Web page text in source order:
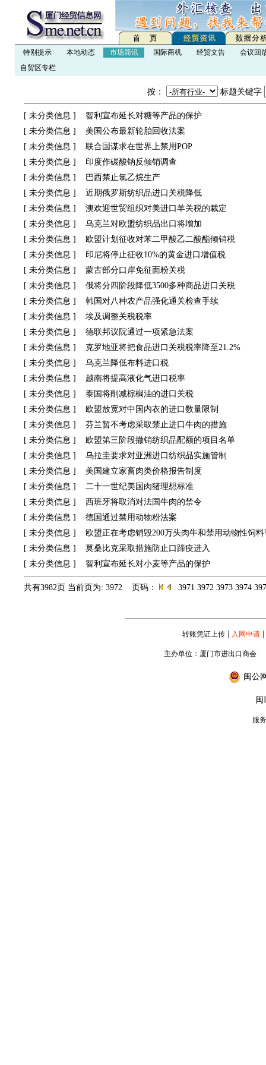
特别提示 本地动态 市场简讯 国际商机 经贸文告
会议回
自贸区专栏
按： 标题关键字
[ 未分类信息 ]
智利宣布延长对糖等产品的保护
[ 未分类信息 ]
美国公布最新轮胎回收法案
[ 未分类信息 ]
联合国谋求在世界上禁用POP
[ 未分类信息 ]
印度作碳酸钠反倾销调查
[ 未分类信息 ]
巴西禁止氯乙烷生产
[ 未分类信息 ]
近期俄罗斯纺织品进口关税降低
[ 未分类信息 ]
澳欢迎世贸组织对美进口羊关税的裁定
[ 未分类信息 ]
乌克兰对欧盟纺织品出口将增加
[ 未分类信息 ]
欧盟计划征收对苯二甲酸乙二酸酯倾销税
[ 未分类信息 ]
印尼将停止征收10%的黄金进口增值税
[ 未分类信息 ]
蒙古部分口岸免征面粉关税
[ 未分类信息 ]
俄将分四阶段降低3500多种商品进口关税
[ 未分类信息 ]
韩国对八种农产品强化通关检查手续
[ 未分类信息 ]
埃及调整关税税率
[ 未分类信息 ]
德联邦议院通过一项紧急法案
[ 未分类信息 ]
克罗地亚将把食品进口关税税率降至21.2%
[ 未分类信息 ]
乌克兰降低布料进口税
[ 未分类信息 ]
越南将提高液化气进口税率
[ 未分类信息 ]
泰国将削减棕榈油的进口关税
[ 未分类信息 ]
欧盟放宽对中国内衣的进口数量限制
[ 未分类信息 ]
芬兰暂不考虑采取禁止进口牛肉的措施
[ 未分类信息 ]
欧盟第三阶段撤销纺织品配额的项目名单
[ 未分类信息 ]
乌拉圭要求对亚洲进口纺织品实施管制
[ 未分类信息 ]
美国建立家畜肉类价格报告制度
[ 未分类信息 ]
二十一世纪美国肉猪理想标准
[ 未分类信息 ]
西班牙将取消对法国牛肉的禁令
[ 未分类信息 ]
德国通过禁用动物粉法案
[ 未分类信息 ]
欧盟正在考虑销毁200万头肉牛和禁用动物性饲
[ 未分类信息 ]
莫桑比克采取措施防止口蹄疫进入
[ 未分类信息 ] 智利宣布延长对小麦等产品的保护
共有3982页 当前页为: 3972 页码： 3971 3972 3973 3974
转账凭证上传| 入网申请|
主办单位：厦门市进出口商
闽公
闽
服